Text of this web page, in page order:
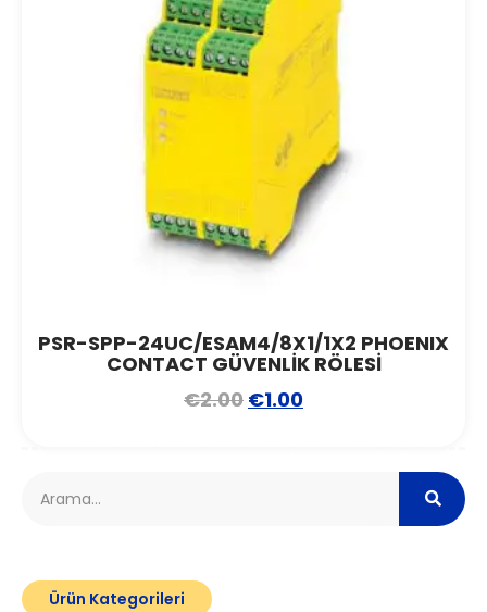
PSR-SPP-24UC/ESAM4/8X1/1X2 PHOENIX
CONTACT GÜVENLİK RÖLESİ
€2.00 €1.00
Ürün Kategorileri